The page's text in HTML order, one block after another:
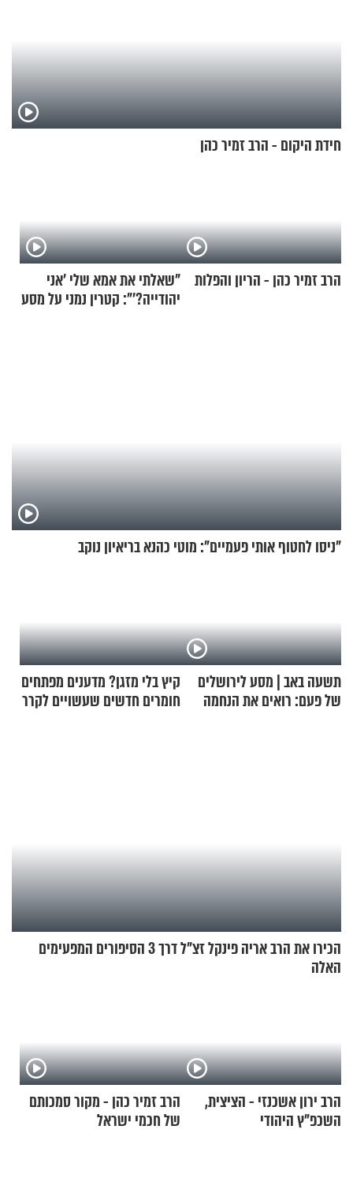
חידת היקום - הרב זמיר כהן
הרב זמיר כהן - הריון והפלות
"שאלתי את אמא שלי 'אני
יהודייה?'": קטרין נמני על מסע
"ניסו לחטוף אותי פעמיים": מוטי כהנא בריאיון נוקב
תשעה באב | מסע לירושלים
של פעם: רואים את הנחמה
קיץ בלי מזגן? מדענים מפתחים
חומרים חדשים שעשויים לקרר
הכירו את הרב אריה פינקל זצ"ל דרך 3 הסיפורים המפעימים
האלה
הרב ירון אשכנזי - הציצית,
השכפ"ץ היהודי
הרב זמיר כהן - מקור סמכותם
של חכמי ישראל